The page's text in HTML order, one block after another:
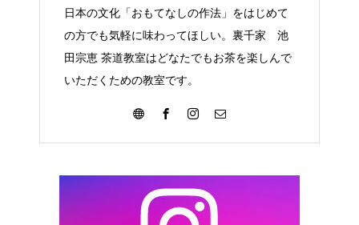
日本の文化「おもてなしの作法」をはじめて
の方でも気軽に味わってほしい。裏千家 池
田宗恵 茶道教室はどなたでもお茶を楽しんで
いただくための教室です。